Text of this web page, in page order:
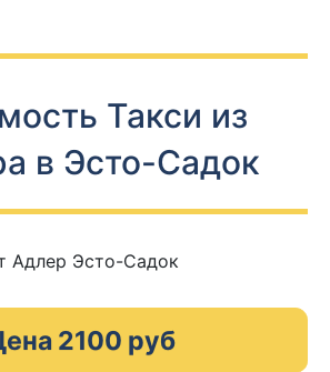
Такси из
в Эсто-Садок
2100 руб